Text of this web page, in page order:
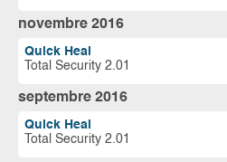
novembre 2016
Quick Heal
Total Security 2.01
septembre 2016
Quick Heal
Total Security 2.01